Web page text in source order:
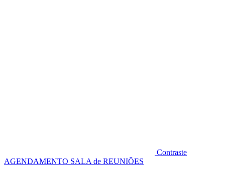
Contraste
AGENDAMENTO SALA de REUNIÕES